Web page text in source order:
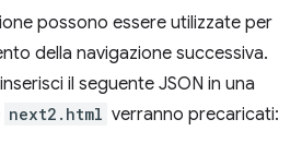
possono essere utilizzate per
della navigazione successiva.
il seguente JSON in una
next2.html verranno precaricati: